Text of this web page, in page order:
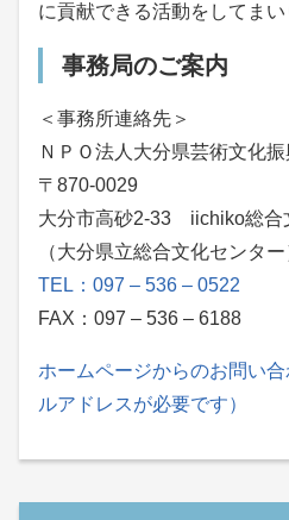
に貢献できる活動をしてまい
事務局のご案内
＜事務所連絡先＞
ＮＰＯ法人大分県芸術文化
〒870-0029
大分市高砂2-33 iichiko総合
（大分県立総合文化センター
TEL：097 – 536 – 0522
FAX：097 – 536 – 6188
ホームページからのお問い
ルアドレスが必要です）